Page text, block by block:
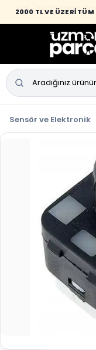
2000 TL VE ÜZERİ
Desi / hacim sınırını
Sensör ve Elektronik